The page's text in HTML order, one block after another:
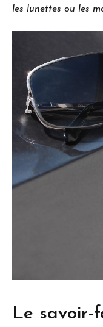
les lunettes ou les
Le savoir-